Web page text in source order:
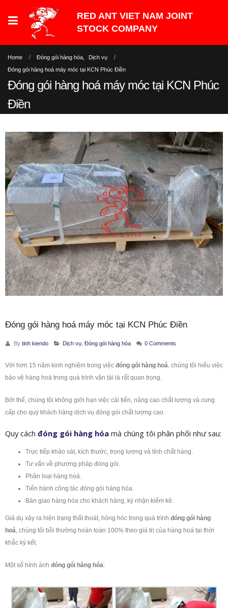
Home Đóng gói hàng hóa
Dịch vụ
Đóng gói hàng hoá máy móc tại KCN Phúc Điền
Đóng gói hàng hoá máy móc tại KCN Phúc
Điền
Đóng gói hàng hoá máy móc tại KCN Phúc Điền
By tinh kiendo Dịch vụ, Đóng gói hàng hóa 0 Comments
Với hơn 15 năm kinh nghiệm trong việc đóng gói hàng hoá , chúng tôi hiểu việc
bảo vệ hàng hoá trong quá trình vận tải là rất quan trọng.
Bởi thế, chúng tôi không giới hạn việc cải tiến, nâng cao chất lượng và cung
cấp cho quý khách hàng dịch vụ đóng gói chất lượng cao.
Quy cách đóng gói hàng hóa mà chúng tôi phân phối như sau:
Trực tiếp khảo sát, kích thước, trọng lượng và tính chất hàng.
Tư vấn về phương pháp đóng gói.
Phân loại hàng hoá.
Tiến hành công tác đóng gói hàng hóa.
Bàn giao hàng hóa cho khách hàng, ký nhận kiểm kê.
Giả dụ xảy ra hiện trạng thất thoát, hỏng hóc trong quá trình đóng gói hàng
hoá , chúng tôi bồi thường hoàn toàn 100% theo giá trị của hàng hoá tại thời
khắc ký kết.
Một số hình ảnh đóng gói hàng hóa: